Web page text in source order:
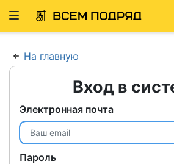
Развернуть
На главную
Вход в
Электронная почта
Пароль